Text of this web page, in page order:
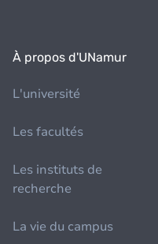
À propos d'UNamur
L'université
Les facultés
Les instituts de
recherche
La vie du campus